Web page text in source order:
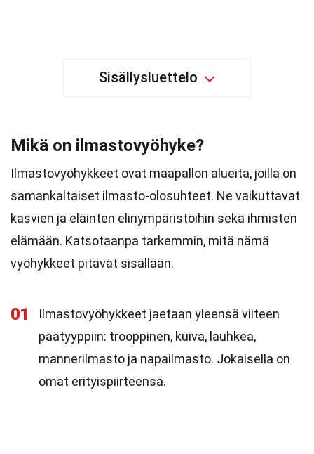
Sisällysluettelo
Mikä on ilmastovyöhyke?
Ilmastovyöhykkeet ovat maapallon alueita, joilla on
samankaltaiset ilmasto-olosuhteet. Ne vaikuttavat
kasvien ja eläinten elinympäristöihin sekä ihmisten
elämään. Katsotaanpa tarkemmin, mitä nämä
vyöhykkeet pitävät sisällään.
01
Ilmastovyöhykkeet jaetaan yleensä viiteen
päätyyppiin: trooppinen, kuiva, lauhkea,
mannerilmasto ja napailmasto. Jokaisella on
omat erityispiirteensä.